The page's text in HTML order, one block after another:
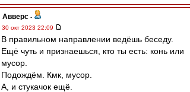
Авверс -
30 окт 2023 22:09
В правильном направлении ведёшь беседу.
Ещё чуть и признаешься, кто ты есть: конь или
мусор.
Подождём. Кмк, мусор.
А, и стукачок ещё.